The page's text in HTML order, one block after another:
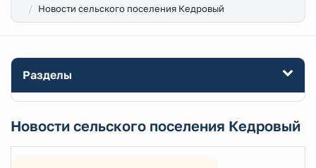
Новости сельского поселения Кедровый
Разделы
Новости сельского поселения Кедровый